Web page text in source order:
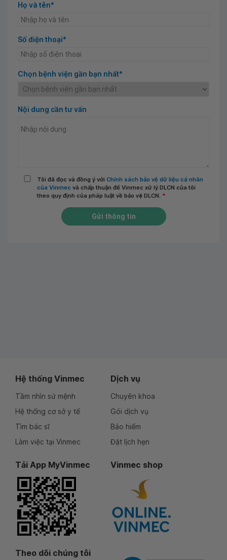
Họ và tên*
Số điện thoại*
Chọn bệnh viện gần bạn nhất*
Nội dung cần tư vấn
Tôi đã đọc và đồng ý với Chính sách bảo vệ dữ liệu cá nhân
của Vinmec và chấp thuận để Vinmec xử lý DLCN của tôi
theo quy định của pháp luật về bảo vệ DLCN. *
Gửi thông tin
Hệ thống Vinmec
Tầm nhìn sứ mệnh
Hệ thống cơ sở y tế
Tìm bác sĩ
Làm việc tại Vinmec
Dịch vụ
Chuyên khoa
Gói dịch vụ
Bảo hiểm
Đặt lịch hẹn
Tải App MyVinmec Vinmec shop
Theo dõi chúng tôi